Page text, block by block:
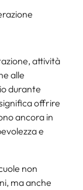
attività
alle
durante
offrire
ancora in
e
non
ma anche